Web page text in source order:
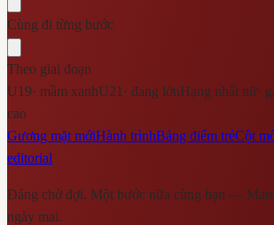
Cùng đi từng bước
Theo giai đoạn
U19· mầm xanhU21 · đang lớnHạng nhất nữ·
cao
Gương mặt mớiHành trìnhBảng điểm trẻCột
editorial
Đáng chờ đợi. Một bước nữa cùng bạn —
ngày mai.